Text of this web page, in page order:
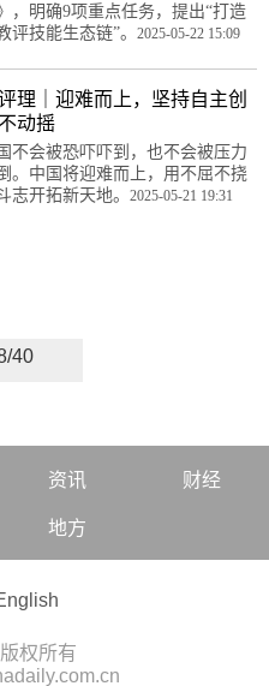
，明确9项重点任务，提出“打造
评技能生态链”。 2025-05-22 15:09
理｜迎难而上，坚持自主创
动摇
不会被恐吓吓到，也不会被压力
。中国将迎难而上，用不屈不挠
志开拓新天地。 2025-05-21 19:31
40
资讯 财经
地方
权所有